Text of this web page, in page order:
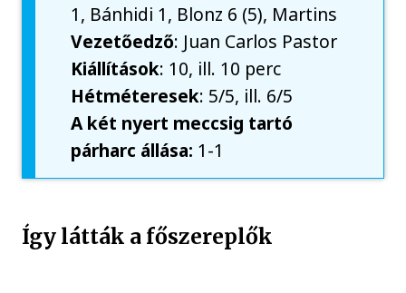
1, Bánhidi 1, Blonz 6 (5), Martins
Vezetőedző: Juan Carlos Pastor
Kiállítások: 10, ill. 10 perc
Hétméteresek: 5/5, ill. 6/5
A két nyert meccsig tartó
párharc állása: 1-1
Így látták a főszereplők